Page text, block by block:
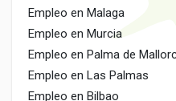
Empleo en Malaga
Empleo en Murcia
Empleo en Palma de
Empleo en Las Palmas
Empleo en Bilbao